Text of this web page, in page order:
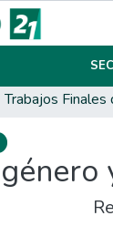
Trabajos Finales